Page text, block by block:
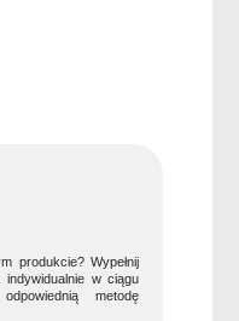
produkcie? Wypełnij
w ciągu
metodę